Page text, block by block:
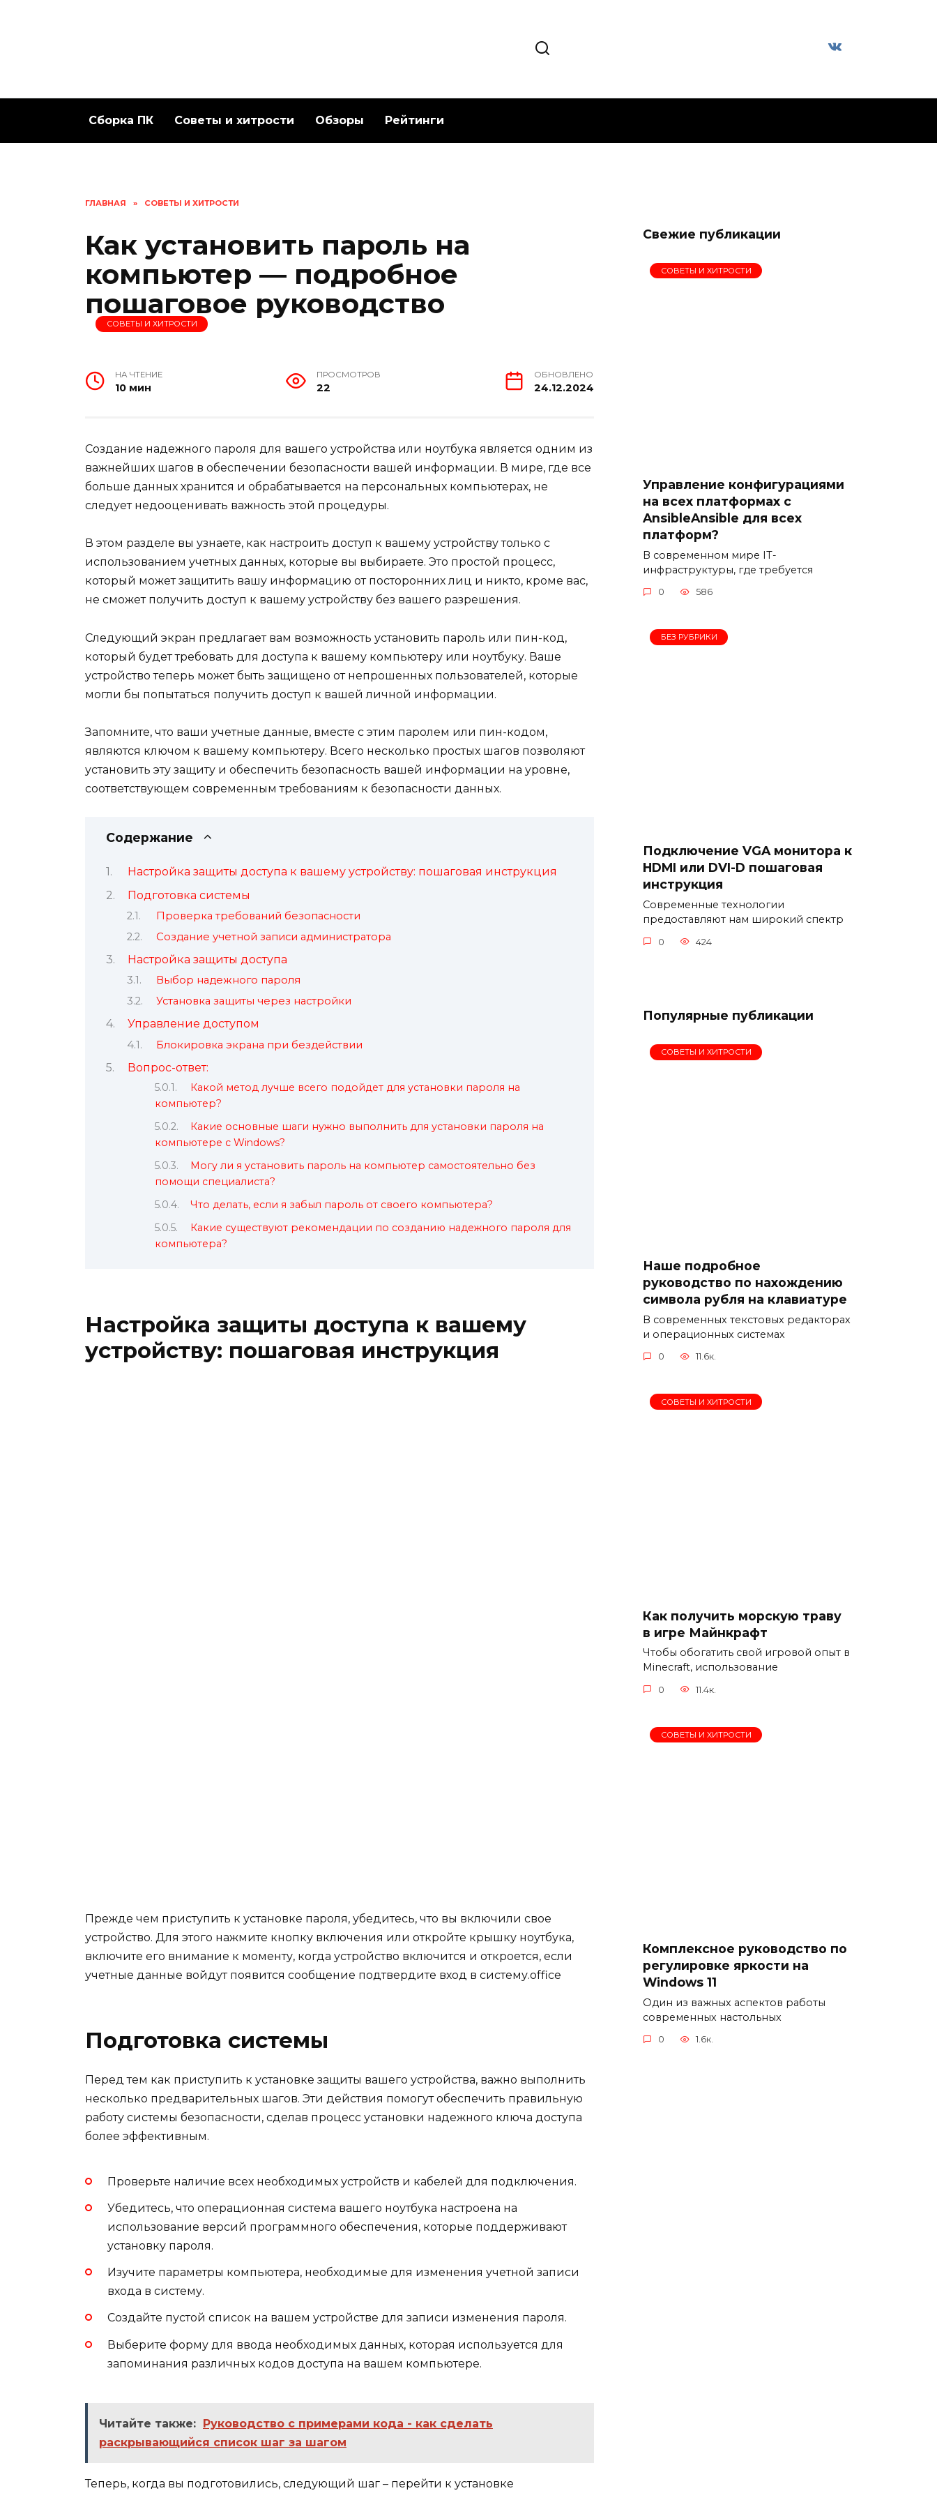
Сборка ПК Советы и хитрости Обзоры Рейтинги
ГЛАВНАЯ » СОВЕТЫ И ХИТРОСТИ
Как установить пароль на
компьютер — подробное
пошаговое руководство
СОВЕТЫ И ХИТРОСТИ
НА ЧТЕНИЕ
10 мин
ПРОСМОТРОВ
22
ОБНОВЛЕНО
24.12.2024
Создание надежного пароля для вашего устройства или ноутбука является одним из
важнейших шагов в обеспечении безопасности вашей информации. В мире, где все
больше данных хранится и обрабатывается на персональных компьютерах, не
следует недооценивать важность этой процедуры.
В этом разделе вы узнаете, как настроить доступ к вашему устройству только с
использованием учетных данных, которые вы выбираете. Это простой процесс,
который может защитить вашу информацию от посторонних лиц и никто, кроме вас,
не сможет получить доступ к вашему устройству без вашего разрешения.
Следующий экран предлагает вам возможность установить пароль или пин-код,
который будет требовать для доступа к вашему компьютеру или ноутбуку. Ваше
устройство теперь может быть защищено от непрошенных пользователей, которые
могли бы попытаться получить доступ к вашей личной информации.
Запомните, что ваши учетные данные, вместе с этим паролем или пин-кодом,
являются ключом к вашему компьютеру. Всего несколько простых шагов позволяют
установить эту защиту и обеспечить безопасность вашей информации на уровне,
соответствующем современным требованиям к безопасности данных.
Содержание
Настройка защиты доступа к вашему устройству: пошаговая инструкция
Подготовка системы
Проверка требований безопасности
Создание учетной записи администратора
Настройка защиты доступа
Выбор надежного пароля
Установка защиты через настройки
Управление доступом
Блокировка экрана при бездействии
Вопрос-ответ:
Какой метод лучше всего подойдет для установки пароля на
компьютер?
Какие основные шаги нужно выполнить для установки пароля на
компьютере с Windows?
Могу ли я установить пароль на компьютер самостоятельно без
помощи специалиста?
Что делать, если я забыл пароль от своего компьютера?
Какие существуют рекомендации по созданию надежного пароля для
компьютера?
Настройка защиты доступа к вашему
устройству: пошаговая инструкция
Прежде чем приступить к установке пароля, убедитесь, что вы включили свое
устройство. Для этого нажмите кнопку включения или откройте крышку ноутбука,
включите его внимание к моменту, когда устройство включится и откроется, если
учетные данные войдут появится сообщение подтвердите вход в систему.office
Подготовка системы
Перед тем как приступить к установке защиты вашего устройства, важно выполнить
несколько предварительных шагов. Эти действия помогут обеспечить правильную
работу системы безопасности, сделав процесс установки надежного ключа доступа
более эффективным.
Проверьте наличие всех необходимых устройств и кабелей для подключения.
Убедитесь, что операционная система вашего ноутбука настроена на
использование версий программного обеспечения, которые поддерживают
установку пароля.
Изучите параметры компьютера, необходимые для изменения учетной записи
входа в систему.
Создайте пустой список на вашем устройстве для записи изменения пароля.
Выберите форму для ввода необходимых данных, которая используется для
запоминания различных кодов доступа на вашем компьютере.
Читайте также: Руководство с примерами кода - как сделать
раскрывающийся список шаг за шагом
Теперь, когда вы подготовились, следующий шаг – перейти к установке
Свежие публикации
СОВЕТЫ И ХИТРОСТИ
Управление конфигурациями
на всех платформах с
AnsibleAnsible для всех
платформ?
В современном мире IT-
инфраструктуры, где требуется
0 586
БЕЗ РУБРИКИ
Подключение VGA монитора к
HDMI или DVI-D пошаговая
инструкция
Современные технологии
предоставляют нам широкий спектр
0 424
Популярные публикации
СОВЕТЫ И ХИТРОСТИ
Наше подробное
руководство по нахождению
символа рубля на клавиатуре
В современных текстовых редакторах
и операционных системах
0 11.6к.
СОВЕТЫ И ХИТРОСТИ
Как получить морскую траву
в игре Майнкрафт
Чтобы обогатить свой игровой опыт в
Minecraft, использование
0 11.4к.
СОВЕТЫ И ХИТРОСТИ
Комплексное руководство по
регулировке яркости на
Windows 11
Один из важных аспектов работы
современных настольных
0 1.6к.